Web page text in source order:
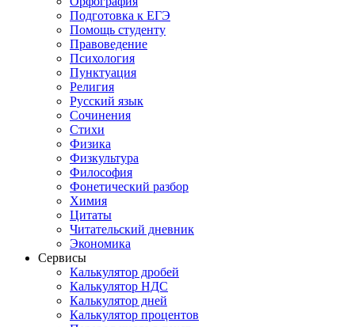
Подготовка к ЕГЭ
Помощь студенту
Правоведение
Психология
Пунктуация
Религия
Русский язык
Сочинения
Стихи
Физика
Физкультура
Философия
Фонетический разбор
Химия
Цитаты
Читательский дневник
Экономика
Сервисы
Калькулятор дробей
Калькулятор НДС
Калькулятор дней
Калькулятор процентов